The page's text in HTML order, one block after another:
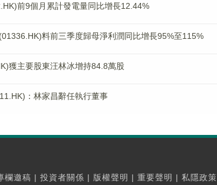
前9個月累計發電量同比增長12.44%
料前三季度歸母淨利潤同比增長95%至115%
獲主要股東汪林冰增持84.8萬股
：林家昌辭任執行董事
欄邀稿 | 投資者關係 | 版權聲明 | 重要聲明 | 私隱政策